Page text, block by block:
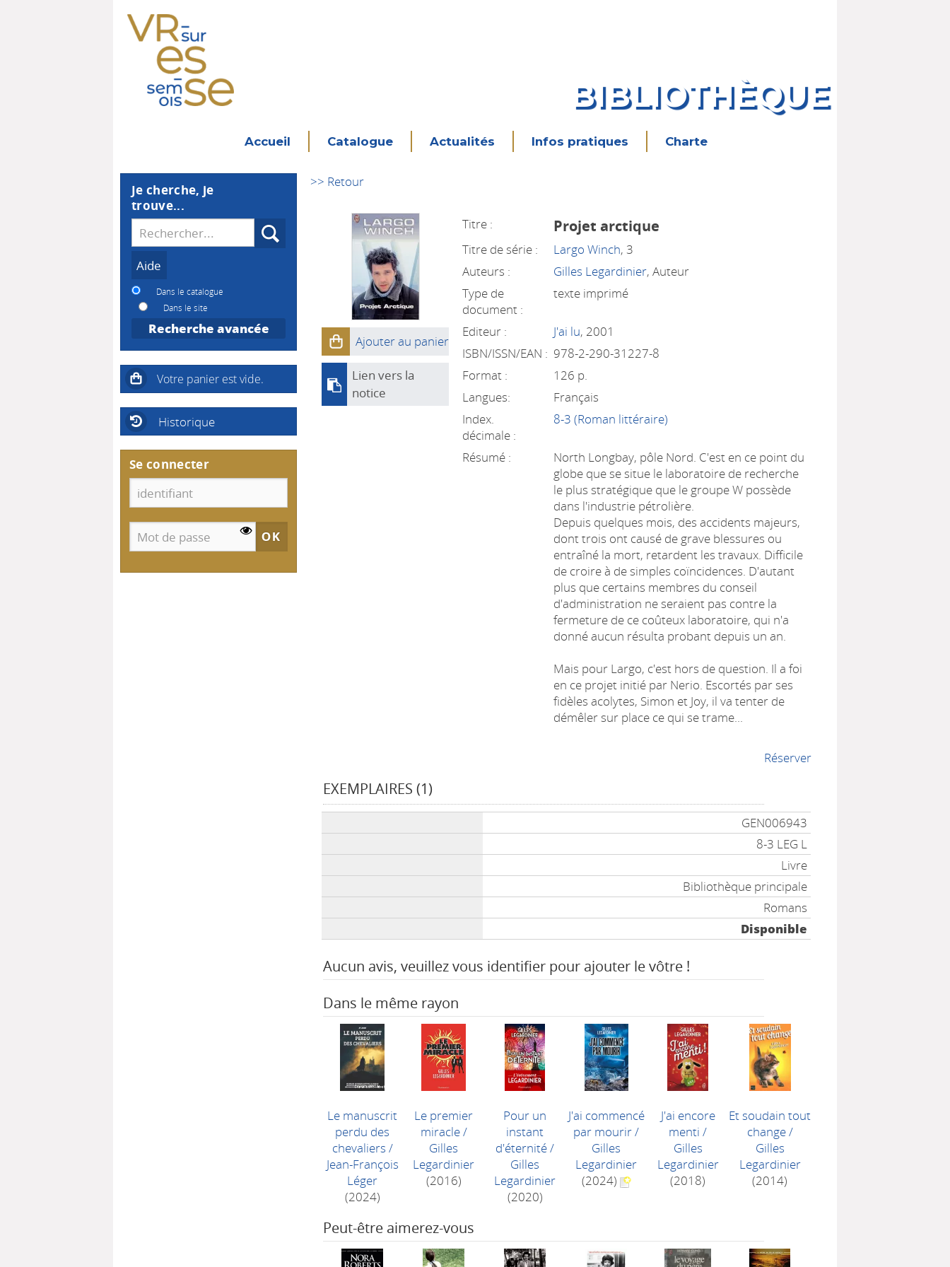
BIBLIOTHÈQUE
Accueil Catalogue Actualités Infos pratiques Charte
>> Retour
Ajouter au panier
Lien vers la
notice
Titre : Projet arctique
Titre de série : Largo Winch, 3
Auteurs :
Gilles Legardinier, Auteur
Type de
document :
texte imprimé
Editeur : J'ai lu, 2001
ISBN/ISSN/EAN : 978-2-290-31227-8
Format :
126 p.
Langues:
Français
Index.
décimale :
8-3 (Roman littéraire)
Résumé :
North Longbay, pôle Nord. C'est en ce point du
globe que se situe le laboratoire de recherche
le plus stratégique que le groupe W possède
dans l'industrie pétrolière.
Depuis quelques mois, des accidents majeurs,
dont trois ont causé de grave blessures ou
entraîné la mort, retardent les travaux. Difficile
de croire à de simples coïncidences. D'autant
plus que certains membres du conseil
d'administration ne seraient pas contre la
fermeture de ce coûteux laboratoire, qui n'a
donné aucun résulta probant depuis un an.
Mais pour Largo, c'est hors de question. Il a foi
en ce projet initié par Nerio. Escortés par ses
fidèles acolytes, Simon et Joy, il va tenter de
démêler sur place ce qui se trame...
Réserver
EXEMPLAIRES (1)
GEN006943
8-3 LEG L
Livre
Bibliothèque principale
Romans
Disponible
Aucun avis, veuillez vous identifier pour ajouter le vôtre !
Dans le même rayon
Le manuscrit
perdu des
chevaliers /
Jean-François
Léger
(2024)
Le premier
miracle/
Gilles
Legardinier
(2016)
Pour un
instant
d'éternité/
Gilles
Legardinier
(2020)
J'ai commencé
par mourir/
Gilles
Legardinier
(2024)
J'ai encore
menti /
Gilles
Legardinier
(2018)
Et soudain tout
change/
Gilles
Legardinier
(2014)
Peut-être aimerez-vous
Je cherche, je
trouve...
Recherche
Dans le catalogue
Dans le site
Recherche avancée
Historique
Se connecter